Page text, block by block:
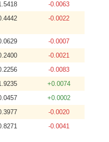
-0.0063
-0.0022
-0.0007
-0.0021
-0.0083
+0.0074
+0.0002
-0.0020
-0.0041